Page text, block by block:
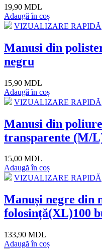
19,90 MDL
Adaugă în coș
VIZUALIZARE RAPIDĂ
Manusi din
negru
15,90 MDL
Adaugă în coș
VIZUALIZARE RAPIDĂ
Manusi din
transparente (M/
15,00 MDL
Adaugă în coș
VIZUALIZARE RAPIDĂ
Manuși negre din
folosință(XL)100
133,90 MDL
Adaugă în coș